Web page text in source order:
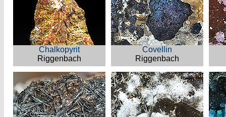
Chalkopyrit
Riggenbach
Covellin
Riggenbach